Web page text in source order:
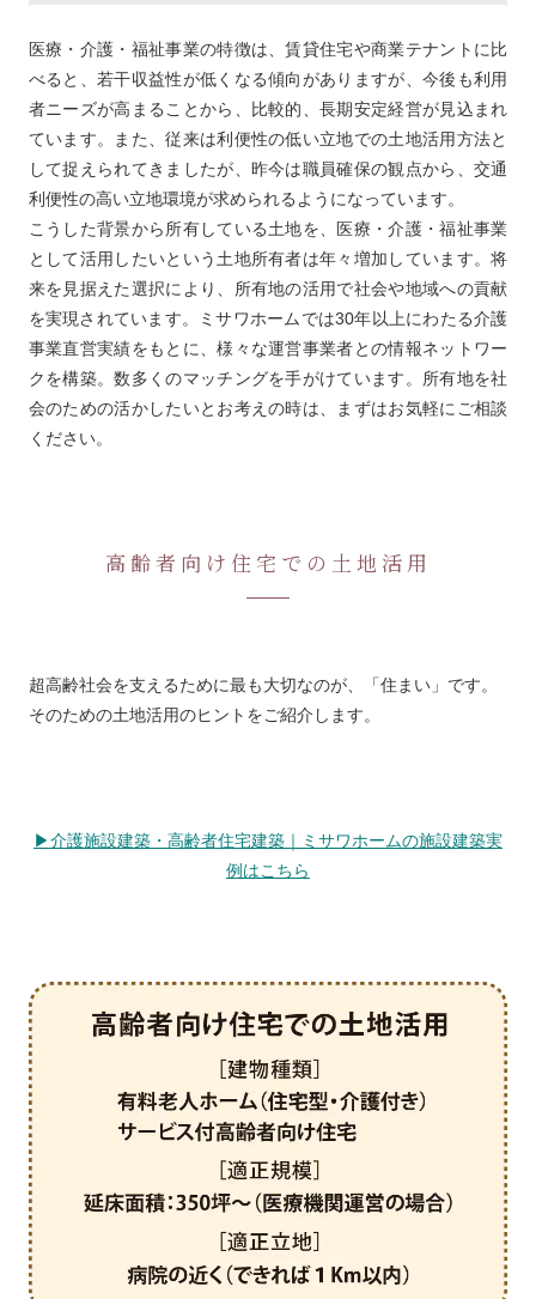
医療・介護・福祉事業の特徴は、賃貸住宅や商業テナントに比
べると、若干収益性が低くなる傾向がありますが、今後も利用
者ニーズが高まることから、比較的、長期安定経営が見込まれ
ています。また、従来は利便性の低い立地での土地活用方法と
して捉えられてきましたが、昨今は職員確保の観点から、交通
利便性の高い立地環境が求められるようになっています。
こうした背景から所有している土地を、医療・介護・福祉事業
として活用したいという土地所有者は年々増加しています。将
来を見据えた選択により、所有地の活用で社会や地域への貢献
を実現されています。ミサワホームでは30年以上にわたる介護
事業直営実績をもとに、様々な運営事業者との情報ネットワー
クを構築。数多くのマッチングを手がけています。所有地を社
会のための活かしたいとお考えの時は、まずはお気軽にご相談
ください。
高齢者向け住宅での土地活用
超高齢社会を支えるために最も大切なのが、「住まい」です。
そのための土地活用のヒントをご紹介します。
▶介護施設建築・高齢者住宅建築｜ミサワホームの施設建築実
例はこちら